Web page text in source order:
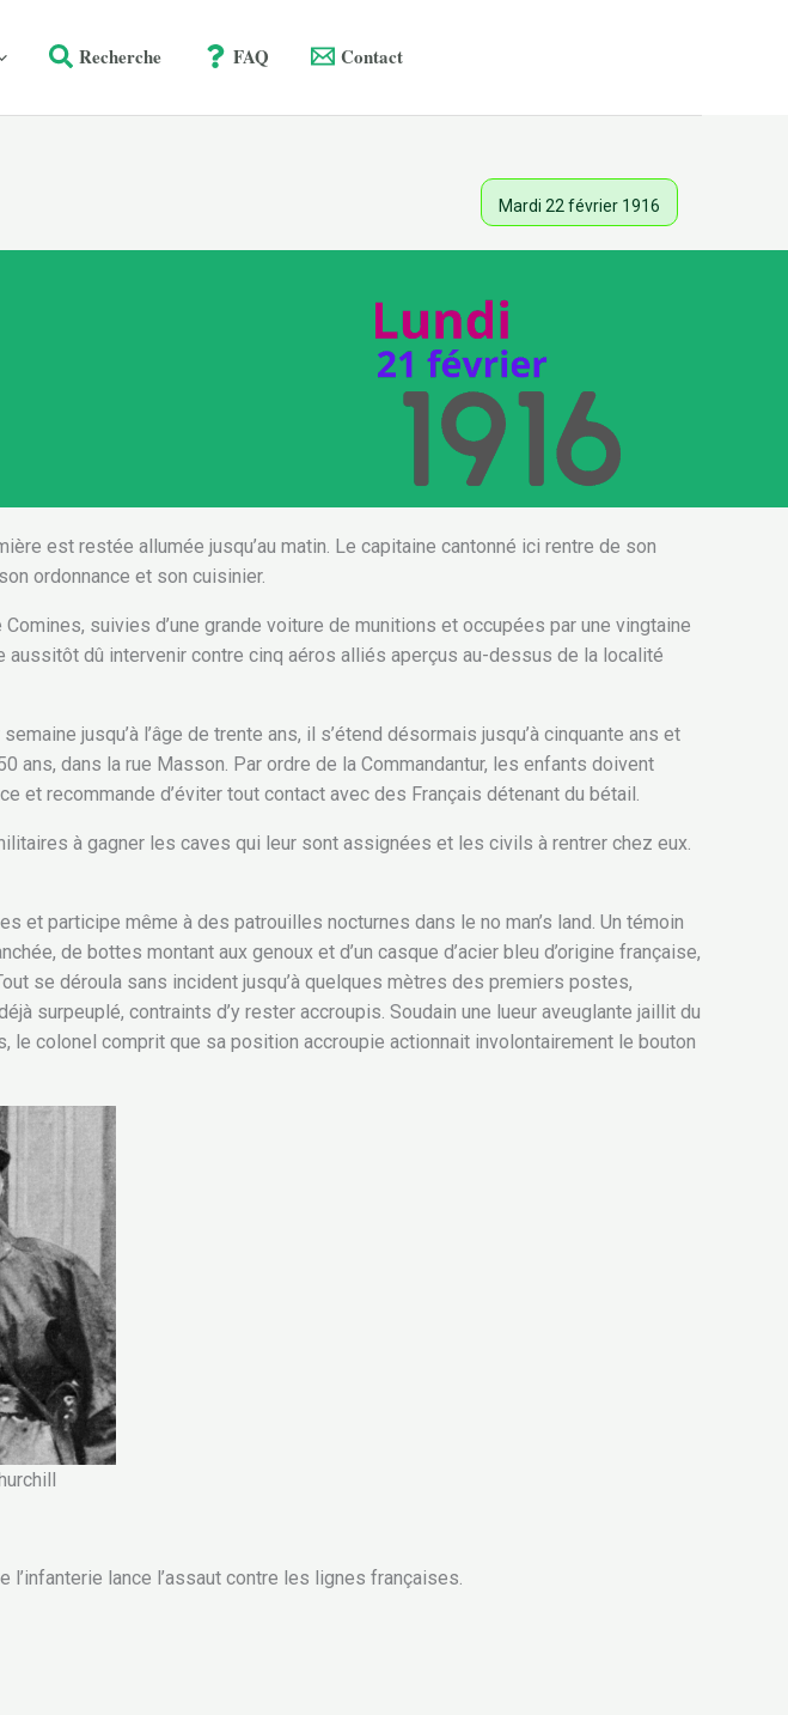
Recherche FAQ Contact
Mardi 22 février 1916
est restée allumée jusqu’au matin. Le capitaine cantonné ici rentre de son
ordonnance et son cuisinier.
suivies d’une grande voiture de munitions et occupées par une vingtaine
dû intervenir contre cinq aéros alliés aperçus au-dessus de la localité
jusqu’à l’âge de trente ans, il s’étend désormais jusqu’à cinquante ans et
ans, dans la rue Masson. Par ordre de la Commandantur, les enfants doivent
et recommande d’éviter tout contact avec des Français détenant du bétail.
à gagner les caves qui leur sont assignées et les civils à rentrer chez eux.
participe même à des patrouilles nocturnes dans le no man’s land. Un témoin
de bottes montant aux genoux et d’un casque d’acier bleu d’origine française,
se déroula sans incident jusqu’à quelques mètres des premiers postes,
surpeuplé, contraints d’y rester accroupis. Soudain une lueur aveuglante jaillit du
colonel comprit que sa position accroupie actionnait involontairement le bouton
l’infanterie lance l’assaut contre les lignes françaises.